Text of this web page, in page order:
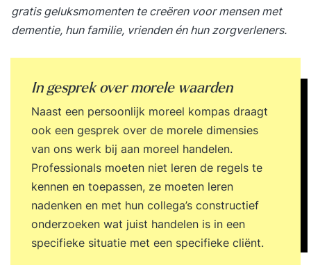
gratis geluksmomenten te creëren voor mensen met
dementie, hun familie, vrienden én hun zorgverleners.
In gesprek over morele waarden
Naast een persoonlijk moreel kompas draagt
ook een gesprek over de morele dimensies
van ons werk bij aan moreel handelen.
Professionals moeten niet leren de regels te
kennen en toepassen, ze moeten leren
nadenken en met hun collega’s constructief
onderzoeken wat juist handelen is in een
specifieke situatie met een specifieke cliënt.